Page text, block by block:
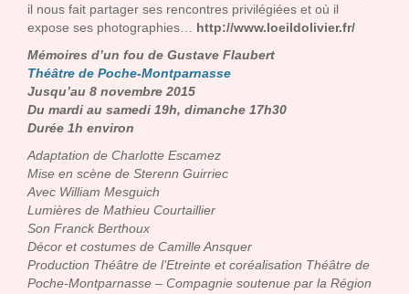
il nous fait partager ses rencontres privilégiées et où il
expose ses photographies… http://www.loeildolivier.fr/
Mémoires d’un fou de Gustave Flaubert
Théâtre de Poche-Montparnasse
Jusqu’au 8 novembre 2015
Du mardi au samedi 19h, dimanche 17h30
Durée 1h environ
Adaptation de Charlotte Escamez
Mise en scène de Sterenn Guirriec
Avec William Mesguich
Lumières de Mathieu Courtaillier
Son Franck Berthoux
Décor et costumes de Camille Ansquer
Production Théâtre de l’Etreinte et coréalisation Théâtre de
Poche-Montparnasse – Compagnie soutenue par la Région